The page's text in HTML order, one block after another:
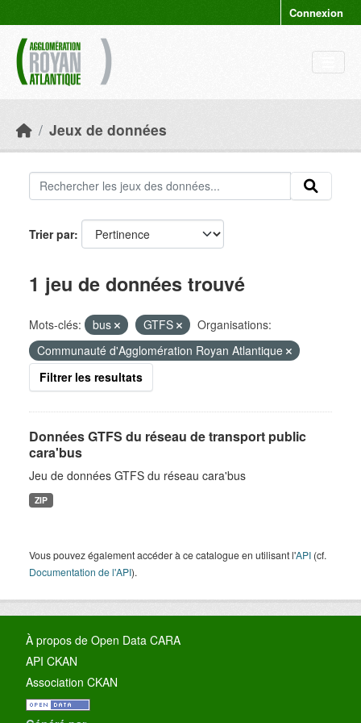
Connexion
Jeux de données
Trier par
1 jeu de données trouvé
Mots-clés: bus GTFS
Organisations:
Communauté d'Agglomération Royan Atlantique
Filtrer les resultats
Données GTFS du réseau de transport public
cara'bus
Jeu de données GTFS du réseau cara'bus
ZIP
Vous pouvez également accéder à ce catalogue en utilisant l'API (cf.
Documentation de l'API).
À propos de Open Data CARA
API CKAN
Association CKAN